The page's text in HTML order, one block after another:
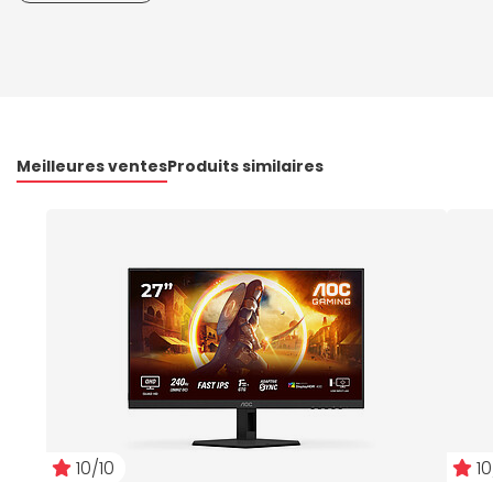
Meilleures ventesProduits similaires
10/10